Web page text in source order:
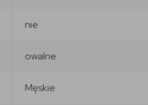
nie
owalne
Męskie